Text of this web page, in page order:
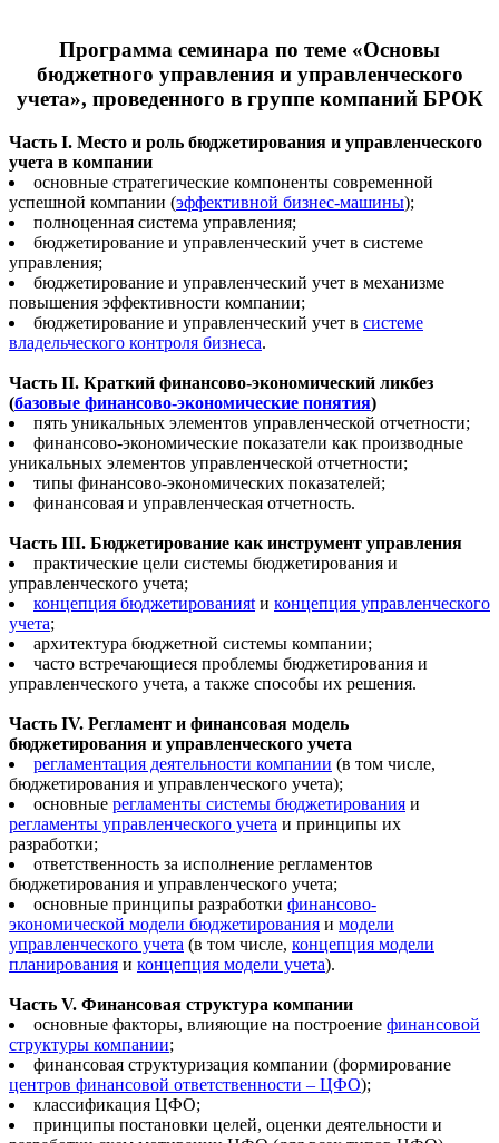
Программа семинара по теме «Основы
бюджетного управления и управленческого
учета», проведенного в группе компаний БРОК
Часть I. Место и роль бюджетирования и управленческого
учета в компании
основные стратегические компоненты современной
успешной компании (эффективной бизнес-машины);
полноценная система управления;
бюджетирование и управленческий учет в системе
управления;
бюджетирование и управленческий учет в механизме
повышения эффективности компании;
бюджетирование и управленческий учет в системе
владельческого контроля бизнеса.
Часть II. Краткий финансово-экономический ликбез
(базовые финансово-экономические понятия)
пять уникальных элементов управленческой отчетности;
финансово-экономические показатели как производные
уникальных элементов управленческой отчетности;
типы финансово-экономических показателей;
финансовая и управленческая отчетность.
Часть III. Бюджетирование как инструмент управления
практические цели системы бюджетирования и
управленческого учета;
концепция бюджетированияt и концепция управленческого
учета;
архитектура бюджетной системы компании;
часто встречающиеся проблемы бюджетирования и
управленческого учета, а также способы их решения.
Часть IV. Регламент и финансовая модель
бюджетирования и управленческого учета
регламентация деятельности компании (в том числе,
бюджетирования и управленческого учета);
основные регламенты системы бюджетирования и
регламенты управленческого учета и принципы их
разработки;
ответственность за исполнение регламентов
бюджетирования и управленческого учета;
основные принципы разработки финансово-
экономической модели бюджетирования и модели
управленческого учета (в том числе, концепция модели
планирования и концепция модели учета).
Часть V. Финансовая структура компании
основные факторы, влияющие на построение финансовой
структуры компании;
финансовая структуризация компании (формирование
центров финансовой ответственности – ЦФО);
классификация ЦФО;
принципы постановки целей, оценки деятельности и